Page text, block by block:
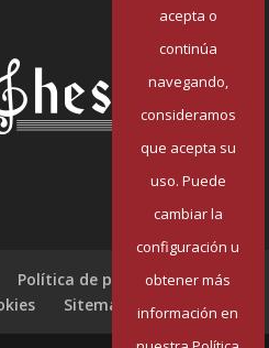
Política de privacidad
Sitemap
acepta o
continúa
navegando,
consideramos
que acepta su
uso. Puede
cambiar la
configuración u
obtener más
información en